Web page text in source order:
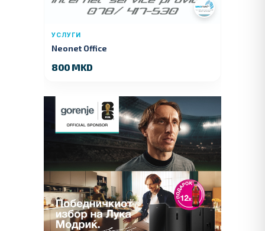
УСЛУГИ
Neonet Office
800 MKD